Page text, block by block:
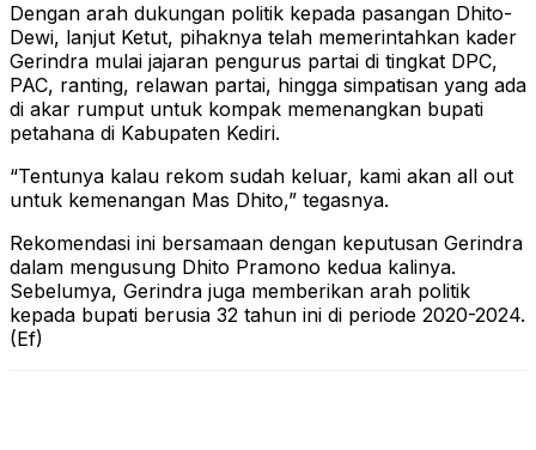
Dengan arah dukungan politik kepada pasangan Dhito-
Dewi, lanjut Ketut, pihaknya telah memerintahkan kader
Gerindra mulai jajaran pengurus partai di tingkat DPC,
PAC, ranting, relawan partai, hingga simpatisan yang ada
di akar rumput untuk kompak memenangkan bupati
petahana di Kabupaten Kediri.
“Tentunya kalau rekom sudah keluar, kami akan all out
untuk kemenangan Mas Dhito,” tegasnya.
Rekomendasi ini bersamaan dengan keputusan Gerindra
dalam mengusung Dhito Pramono kedua kalinya.
Sebelumya, Gerindra juga memberikan arah politik
kepada bupati berusia 32 tahun ini di periode 2020-2024.
(Ef)